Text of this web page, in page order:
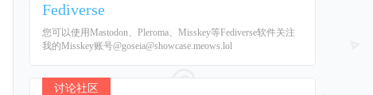
Fediverse
您可以使用Mastodon、Pleroma、Misskey等Fediverse软件关注
我的Misskey账号@goseia@showcase.meows.lol
讨论社区